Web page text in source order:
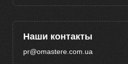
Наши контакты
pr@omastere.com.ua